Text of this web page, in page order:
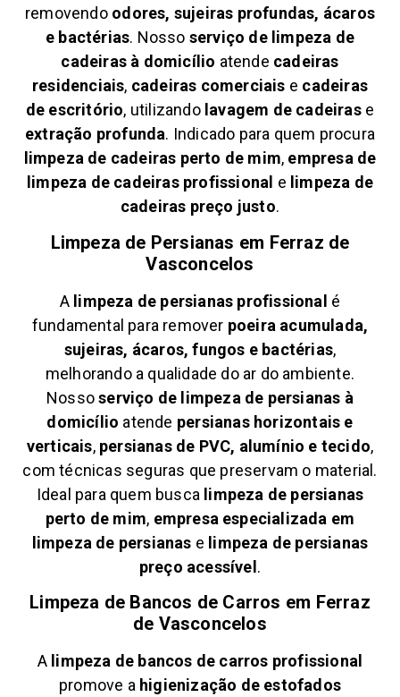
removendoodores, sujeiras profundas, ácaros
e bactérias. Nosso serviço de limpeza de
cadeiras à domicílio atende cadeiras
residenciais, cadeiras comerciais e cadeiras
de escritório, utilizando lavagem de cadeirase
extração profunda. Indicado para quem procura
limpeza de cadeiras perto de mim, empresa de
limpeza de cadeiras profissional e limpeza de
cadeiras preço justo.
Limpeza de Persianas em Ferraz de
Vasconcelos
A limpeza de persianas profissional é
fundamental para remover poeira acumulada,
sujeiras, ácaros, fungos e bactérias,
melhorando a qualidade do ar do ambiente.
Nossoserviço de limpeza de persianas à
domicílio atende persianas horizontais e
verticais, persianas de PVC, alumínio e tecido,
com técnicas seguras que preservam o material.
Ideal para quem busca limpeza de persianas
perto de mim, empresa especializada em
limpeza de persianas e limpeza de persianas
preço acessível.
Limpeza de Bancos de Carros em Ferraz
de Vasconcelos
A limpeza de bancos de carros profissional
promove a higienização de estofados